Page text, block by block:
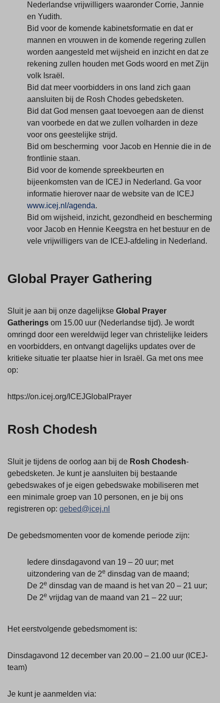
Nederlandse vrijwilligers waaronder Corrie, Jannie
en Yudith.
Bid voor de komende kabinetsformatie en dat er
mannen en vrouwen in de komende regering zullen
worden aangesteld met wijsheid en inzicht en dat ze
rekening zullen houden met Gods woord en met Zijn
volk Israël.
Bid dat meer voorbidders in ons land zich gaan
aansluiten bij de Rosh Chodes gebedsketen.
Bid dat God mensen gaat toevoegen aan de dienst
van voorbede en dat we zullen volharden in deze
voor ons geestelijke strijd.
Bid om bescherming voor Jacob en Hennie die in de
frontlinie staan.
Bid voor de komende spreekbeurten en
bijeenkomsten van de ICEJ in Nederland. Ga voor
informatie hierover naar de website van de ICEJ
www.icej.nl/agenda.
Bid om wijsheid, inzicht, gezondheid en bescherming
voor Jacob en Hennie Keegstra en het bestuur en de
vele vrijwilligers van de ICEJ-afdeling in Nederland.
Global Prayer Gathering
Sluit je aan bij onze dagelijkse Global Prayer
Gatherings om 15.00 uur (Nederlandse tijd). Je wordt
omringd door een wereldwijd leger van christelijke leiders
en voorbidders, en ontvangt dagelijks updates over de
kritieke situatie ter plaatse hier in Israël. Ga met ons mee
op:
https://on.icej.org/ICEJGlobalPrayer
Rosh Chodesh
Sluit je tijdens de oorlog aan bij de Rosh Chodesh-
gebedsketen. Je kunt je aansluiten bij bestaande
gebedswakes of je eigen gebedswake mobiliseren met
een minimale groep van 10 personen, en je bij ons
registreren op: gebed@icej.nl
De gebedsmomenten voor de komende periode zijn:
Iedere dinsdagavond van 19 – 20 uur; met
uitzondering van de 2e dinsdag van de maand;
De 2e dinsdag van de maand is het van 20 – 21 uur;
De 2e vrijdag van de maand van 21 – 22 uur;
Het eerstvolgende gebedsmoment is:
Dinsdagavond 12 december van 20.00 – 21.00 uur (ICEJ-
team)
Je kunt je aanmelden via: